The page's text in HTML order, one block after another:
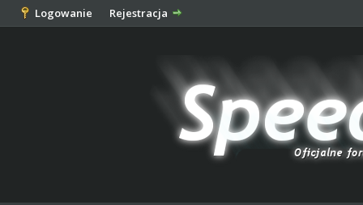
Logowanie Rejestracja